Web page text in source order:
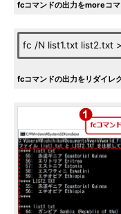
fcコマンドの出力をmoreコ
fc /N list1.txt list2.txt
fcコマンドの出力をリダイ